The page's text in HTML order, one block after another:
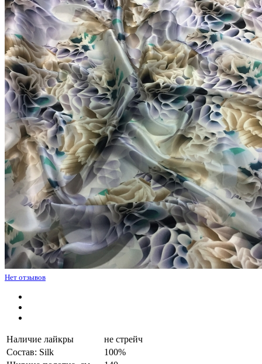
Нет отзывов
Наличие лайкры
не стрейч
Состав: Silk
100%